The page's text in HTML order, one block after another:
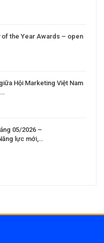
of the Year Awards – open
Hội Marketing Việt Nam
05/2026 –
lực mới,…